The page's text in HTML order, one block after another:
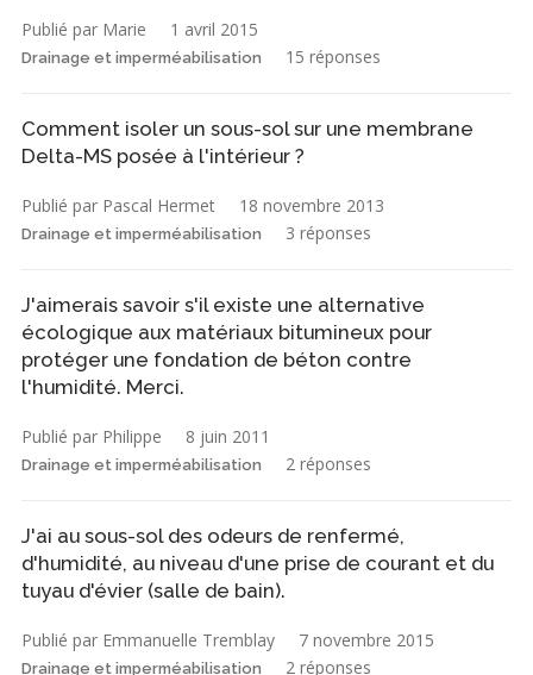
Publié par Marie 1 avril 2015
Drainage et imperméabilisation 15 réponses
Comment isoler un sous-sol sur une membrane
Delta-MS posée à l'intérieur ?
Publié par Pascal Hermet 18 novembre 2013
Drainage et imperméabilisation 3 réponses
J'aimerais savoir s'il existe une alternative
écologique aux matériaux bitumineux pour
protéger une fondation de béton contre
l'humidité. Merci.
Publié par Philippe 8 juin 2011
Drainage et imperméabilisation 2 réponses
J'ai au sous-sol des odeurs de renfermé,
d'humidité, au niveau d'une prise de courant et du
tuyau d'évier (salle de bain).
Publié par Emmanuelle Tremblay 7 novembre 2015
Drainage et imperméabilisation 2 réponses